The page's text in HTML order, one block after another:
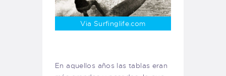
Via Surfinglife.com
En aquellos años las tablas eran